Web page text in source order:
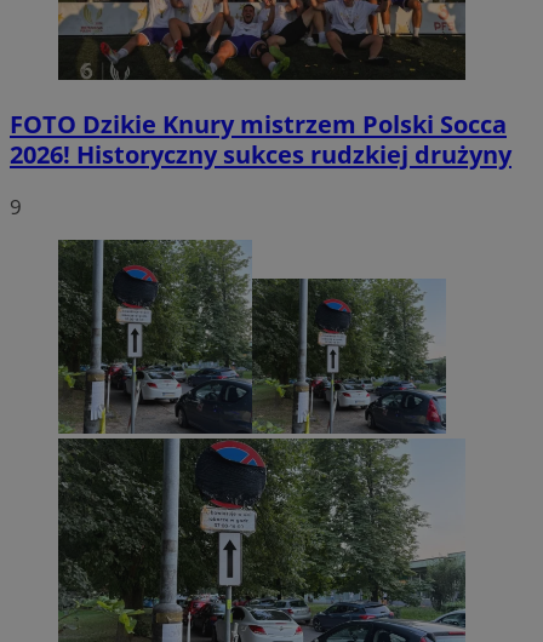
FOTO Dzikie Knury mistrzem Polski Socca
2026! Historyczny sukces rudzkiej drużyny
9